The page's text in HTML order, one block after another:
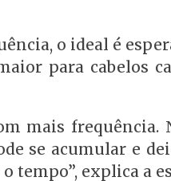
o ideal é
para cabelos
mais frequência.
se acumular e
tempo”, explica a